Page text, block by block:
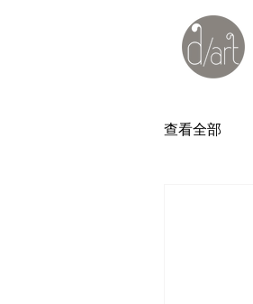
查看全部